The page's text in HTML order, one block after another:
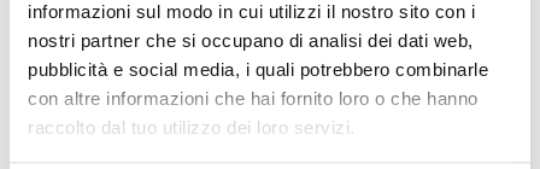
informazioni sul modo in cui utilizzi il nostro sito con i
nostri partner che si occupano di analisi dei dati web,
pubblicità e social media, i quali potrebbero combinarle
con altre informazioni che hai fornito loro o che hanno
raccolto dal tuo utilizzo dei loro servizi.
Saperne di più